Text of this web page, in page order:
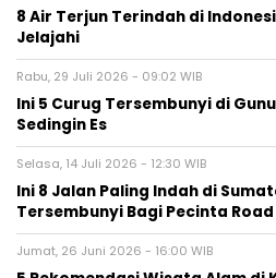
8 Air Terjun Terindah di
Jelajahi
Rabu, 29 Juli 2026 - 09:02 WIB
Ini 5 Curug Tersembunyi di
Sedingin Es
Selasa, 14 Juli 2026 - 12:30 WIB
Ini 8 Jalan Paling Indah di
Tersembunyi Bagi Pecinta
Jumat, 26 Juni 2026 - 16:00 WIB